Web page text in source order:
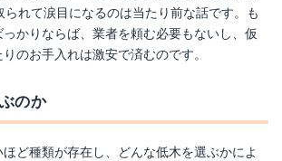
られて涙目になるのは当たり前な話です。も
っかりならば、業者を頼む必要もないし、仮
のお手入れは激安で済むのです。
のか
ど種類が存在し、どんな低木を選ぶかによ